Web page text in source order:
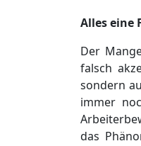
Alles eine
Der
falsch
sondern
immer
das